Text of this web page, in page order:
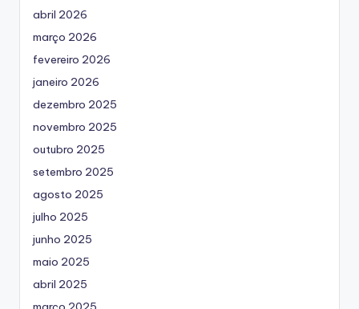
abril 2026
março 2026
fevereiro 2026
janeiro 2026
dezembro 2025
novembro 2025
outubro 2025
setembro 2025
agosto 2025
julho 2025
junho 2025
maio 2025
abril 2025